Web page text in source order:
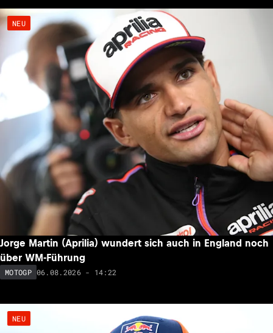
NEU
Jorge Martin (Aprilia) wundert sich auch in England noch
über WM-Führung
MOTOGP 06.08.2026 - 14:22
NEU